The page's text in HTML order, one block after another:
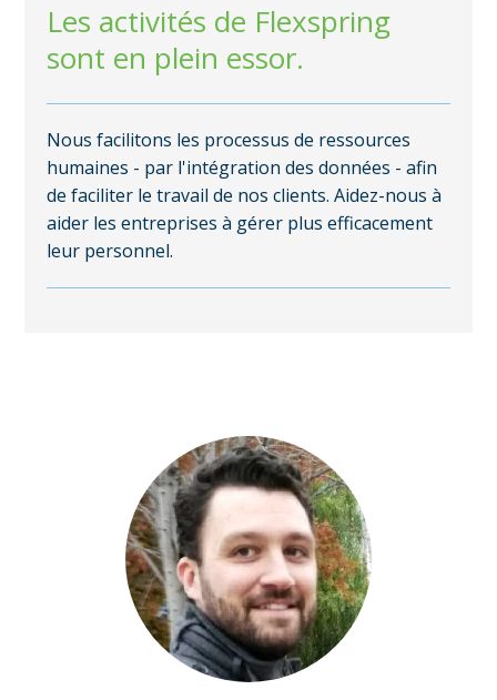
Les activités de Flexspring
sont en plein essor.
Nous facilitons les processus de ressources
humaines - par l'intégration des données - afin
de faciliter le travail de nos clients. Aidez-nous à
aider les entreprises à gérer plus efficacement
leur personnel.